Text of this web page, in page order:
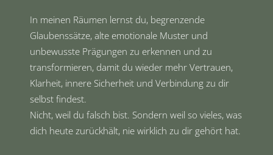
In meinen Räumen lernst du, begrenzende
Glaubenssätze, alte emotionale Muster und
unbewusste Prägungen zu erkennen und zu
transformieren, damit du wieder mehr Vertrauen,
Klarheit, innere Sicherheit und Verbindung zu dir
selbst findest.
Nicht, weil du falsch bist. Sondern weil so vieles, was
dich heute zurückhält, nie wirklich zu dir gehört hat.